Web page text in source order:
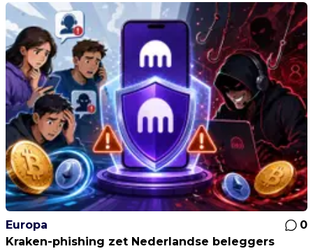
Europa
0
Kraken-phishing zet Nederlandse beleggers